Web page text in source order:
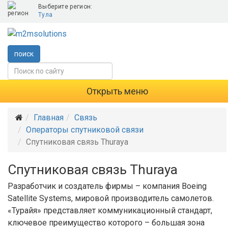
Выберите регион:
Тула
поиск
Открыть меню
Главная
Связь
Операторы спутниковой связи
Спутниковая связь Thuraya
Спутниковая связь Thuraya
Разработчик и создатель фирмы – компания Boeing
Satellite Systems, мировой производитель самолетов.
«Турайя» представляет коммуникационный стандарт,
ключевое преимущество которого – большая зона